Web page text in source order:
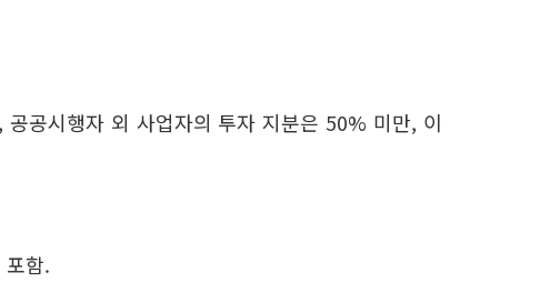
공시행자 외 사업자의 투자 지분은 50% 미만, 이
포함.